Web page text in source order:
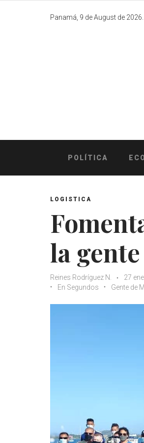
Panamá, 9 de August de 2026.
POLÍTICA
LOGISTICA
la
Reines Rodríguez N. 27
En Segundos
Gente de